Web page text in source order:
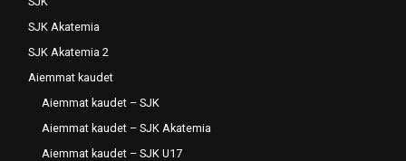
SJK Akatemia
SJK Akatemia 2
Aiemmat kaudet
Aiemmat kaudet – SJK
Aiemmat kaudet – SJK Akatemia
Aiemmat kaudet – SJK U17